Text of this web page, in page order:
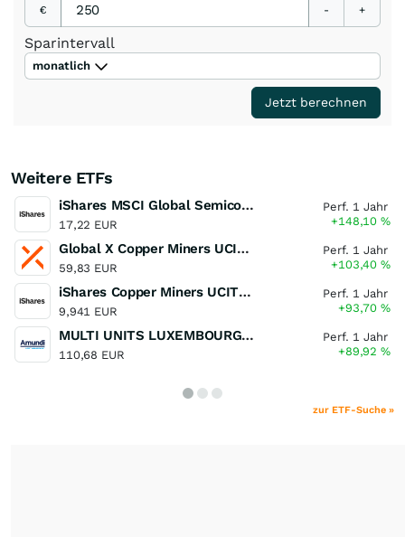
€ - +
Sparintervall
monatlich
Jetzt berechnen
Weitere ETFs
iShares MSCI Global Semiconductors UCITS ETF USD (Acc)
17,22 EUR
Perf. 1 Jahr
+148,10%
Global X Copper Miners UCITS ETF USD Acc
59,83 EUR
Perf. 1 Jahr
+103,40%
iShares Copper Miners UCITS ETF
9,941 EUR
Perf. 1 Jahr
+93,70%
MULTI UNITS LUXEMBOURG - Lyxor MSCI Semiconductors ESG Filtered
110,68 EUR
Perf. 1 Jahr
+89,92%
zur ETF-Suche »